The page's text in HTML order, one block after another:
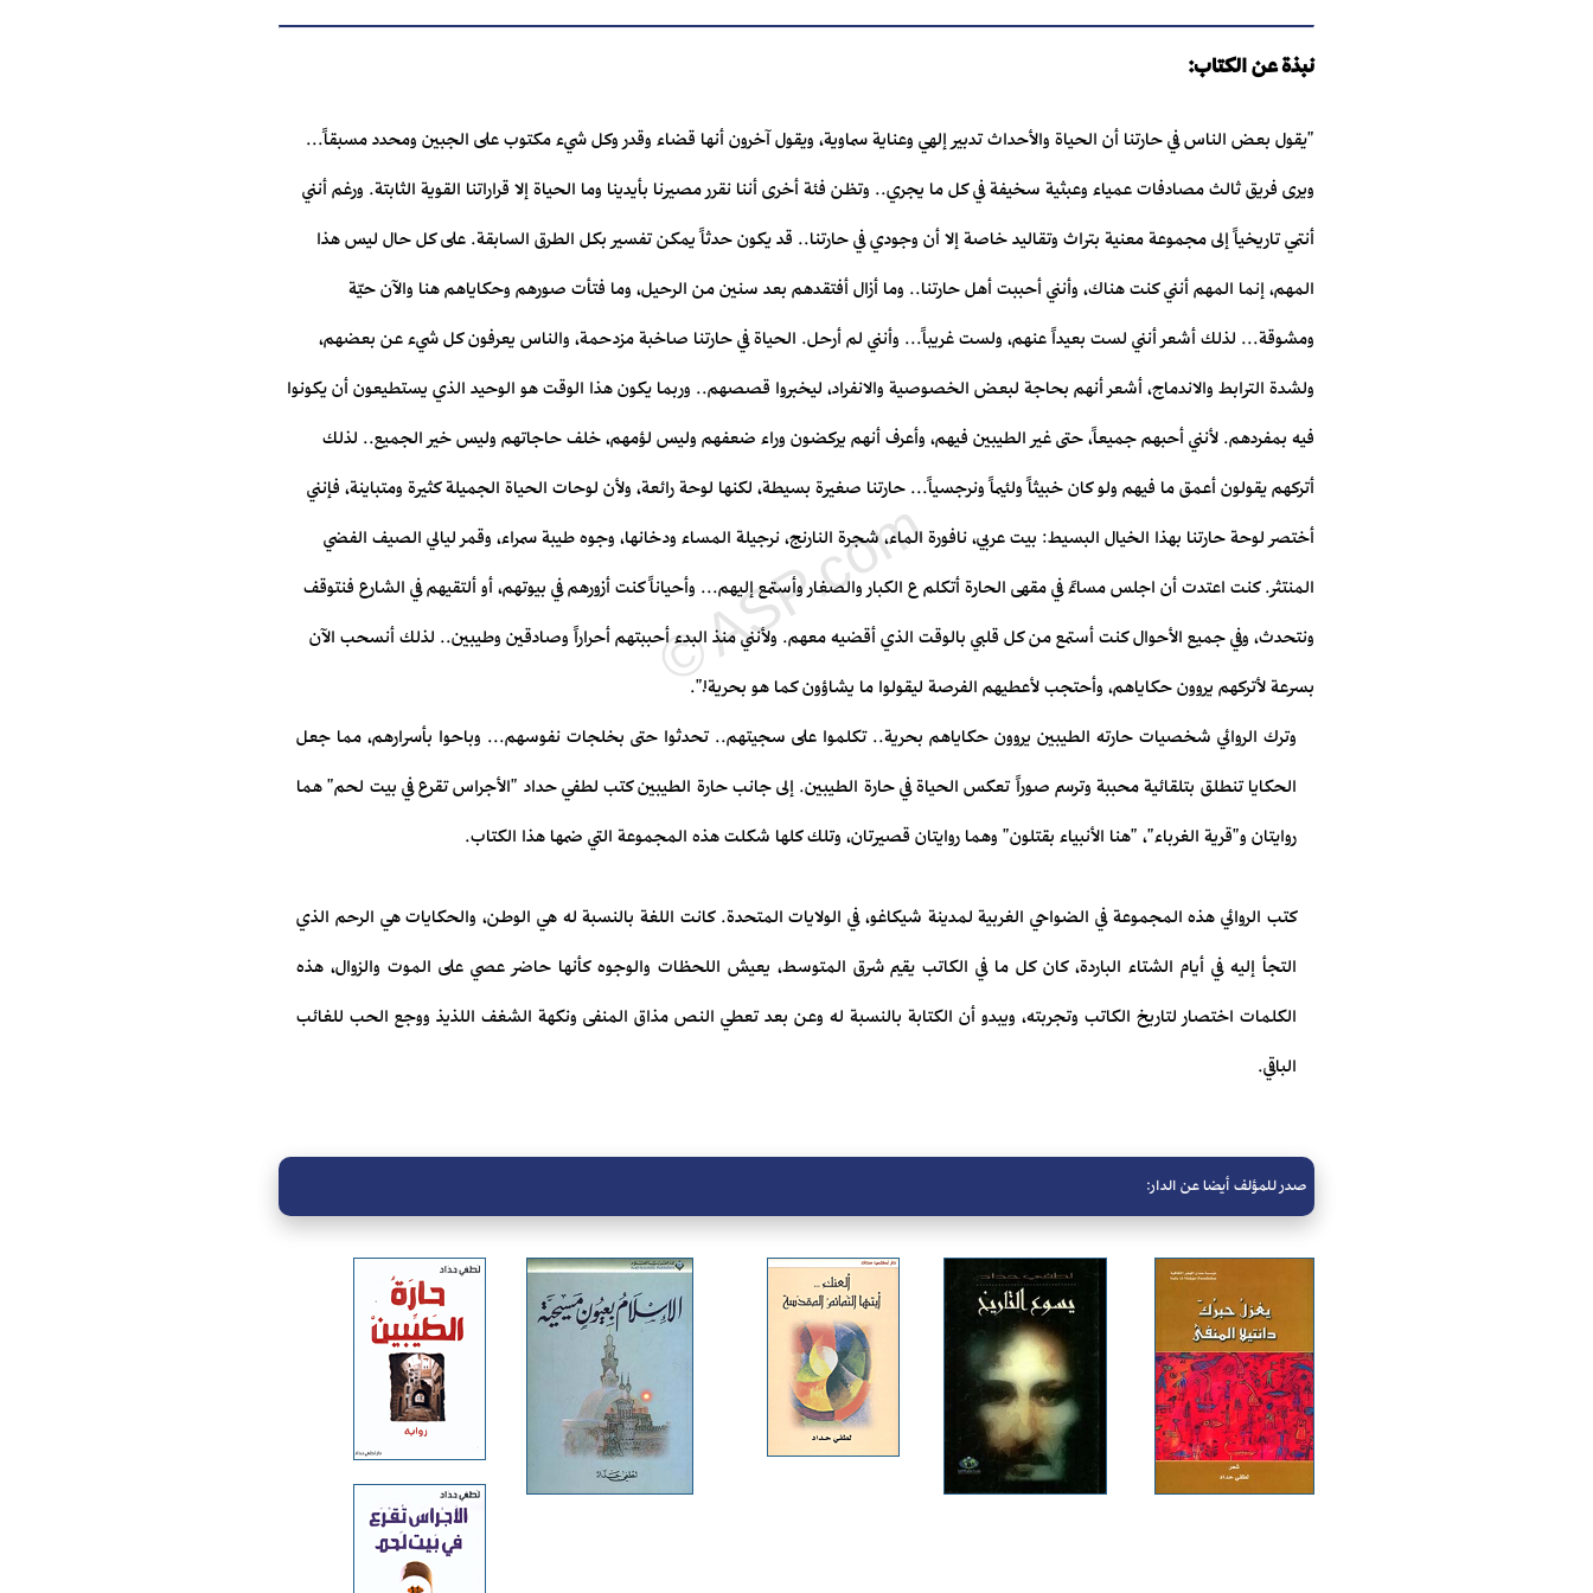
نبذة عن الكتاب:
"يقول بعض الناس في حارتنا أن الحياة والأحداث تدبير إلهي وعناية سماوية، ويقول آخرون أنها قضاء وقدر وكل شيء مكتوب على الجبين ومحدد مسبقاً...
ويرى فريق ثالث مصادفات عمياء وعبثية سخيفة في كل ما يجري.. وتظن فئة أخرى أننا نقرر مصيرنا بأيدينا وما الحياة إلا قراراتنا القوية الثابتة. ورغم أنني
أنتمي تاريخياً إلى مجموعة معنية بتراث وتقاليد خاصة إلا أن وجودي في حارتنا.. قد يكون حدثاً يمكن تفسير بكل الطرق السابقة. على كل حال ليس هذا
المهم، إنما المهم أنني كنت هناك، وأنني أحببت أهل حارتنا.. وما أزال أفتقدهم بعد سنين من الرحيل، وما فتأت صورهم وحكاياهم هنا والآن حيّة
ومشوقة... لذلك أشعر أنني لست بعيداً عنهم، ولست غريباً... وأنني لم أرحل. الحياة في حارتنا صاخبة مزدحمة، والناس يعرفون كل شيء عن بعضهم،
ولشدة الترابط والاندماج، أشعر أنهم بحاجة لبعض الخصوصية والانفراد، ليخبروا قصصهم.. وربما يكون هذا الوقت هو الوحيد الذي يستطيعون أن يكونوا
فيه بمفردهم. لأنني أحبهم جميعاً، حتى غير الطيبين فيهم، وأعرف أنهم يركضون وراء ضعفهم وليس لؤمهم، خلف حاجاتهم وليس خير الجميع.. لذلك
أتركهم يقولون أعمق ما فيهم ولو كان خبيثاً ولئيماً ونرجسياً... حارتنا صغيرة بسيطة، لكنها لوحة رائعة، ولأن لوحات الحياة الجميلة كثيرة ومتباينة، فإنني
أختصر لوحة حارتنا بهذا الخيال البسيط: بيت عربي، نافورة الماء، شجرة النارنج، نرجيلة المساء ودخانها، وجوه طيبة سمراء، وقمر ليالي الصيف الفضي
المنتثر. كنت اعتدت أن اجلس مساءً في مقهى الحارة أتكلم ع الكبار والصغار وأستمع إليهم... وأحياناً كنت أزورهم في بيوتهم، أو ألتقيهم في الشارع فنتوقف
ونتحدث، وفي جميع الأحوال كنت أستمع من كل قلبي بالوقت الذي أقضيه معهم. ولأنني منذ البدء أحببتهم أحراراً وصادقين وطيبين.. لذلك أنسحب الآن
بسرعة لأتركهم يروون حكاياهم، وأحتجب لأعطيهم الفرصة ليقولوا ما يشاؤون كما هو بحرية!".
وترك الروائي شخصيات حارته الطيبين يروون حكاياهم بحرية.. تكلموا على سجيتهم.. تحدثوا حتى بخلجات نفوسهم... وباحوا بأسرارهم، مما جعل
الحكايا تنطلق بتلقائية محببة وترسم صوراً تعكس الحياة في حارة الطيبين. إلى جانب حارة الطيبين كتب لطفي حداد "الأجراس تقرع في بيت لحم" هما
روايتان و"قرية الغرباء"، "هنا الأنبياء بقتلون" وهما روايتان قصيرتان، وتلك كلها شكلت هذه المجموعة التي ضمها هذا الكتاب.
كتب الروائي هذه المجموعة في الضواحي الغربية لمدينة شيكاغو، في الولايات المتحدة. كانت اللغة بالنسبة له هي الوطن، والحكايات هي الرحم الذي
التجأ إليه في أيام الشتاء الباردة، كان كل ما في الكاتب يقيم شرق المتوسط، يعيش اللحظات والوجوه كأنها حاضر عصي على الموت والزوال، هذه
الكلمات اختصار لتاريخ الكاتب وتجربته، ويبدو أن الكتابة بالنسبة له وعن بعد تعطي النص مذاق المنفى ونكهة الشغف اللذيذ ووجع الحب للغائب
الباقي.
صدر للمؤلف أيضا عن الدار: